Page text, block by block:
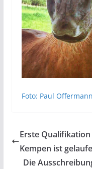
Foto: Paul
Erste
Kempen ist
Die